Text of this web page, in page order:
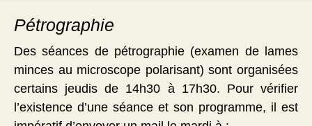
Pétrographie
Des séances de pétrographie (examen de lames
minces au microscope polarisant) sont organisées
certains jeudis de 14h30 à 17h30. Pour vérifier
l’existence d’une séance et son programme, il est